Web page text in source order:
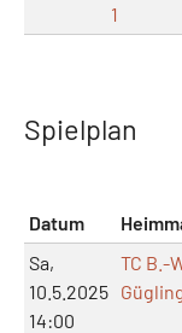
1
Spielplan
Datum
Sa,
10.5.2025
14:00
TC B.-